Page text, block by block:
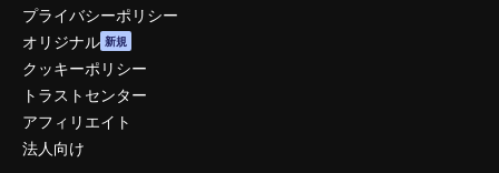
プライバシーポリシー
オリジナル 新規
クッキーポリシー
トラストセンター
アフィリエイト
法人向け